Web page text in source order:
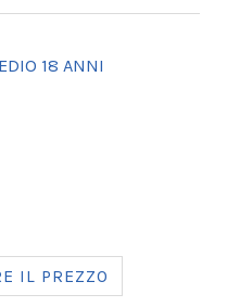
18 ANNI
IL PREZZO